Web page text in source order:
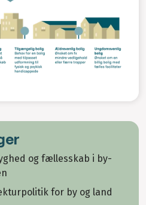
og fællesskab i by-
for by og land